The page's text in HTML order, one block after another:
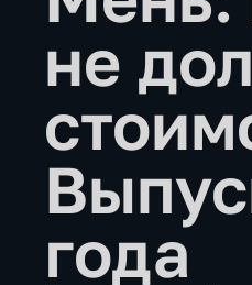
не
года